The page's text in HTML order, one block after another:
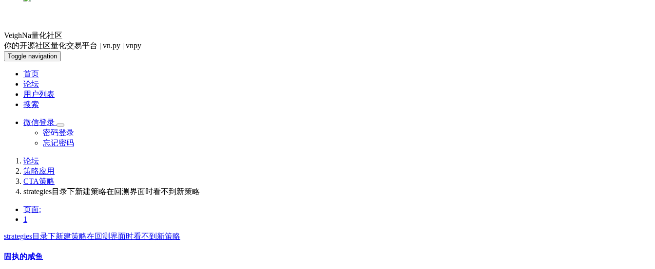
VeighNa量化社区
你的开源社区量化交易平台 | vn.py | vnpy
Toggle navigation
首页
论坛
用户列表
搜索
微信登录
密码登录
忘记密码
论坛
策略应用
CTA策略
strategies目录下新建策略在回测界面时看不到新策略
页面:
1
strategies目录下新建策略在回测界面时看不到新策略
固执的咸鱼